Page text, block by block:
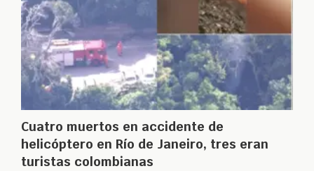
Cuatro muertos en accidente de
helicóptero en Río de Janeiro, tres eran
turistas colombianas